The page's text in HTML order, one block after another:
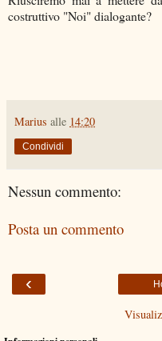
costruttivo "Noi" dialogante?
Marius alle 14:20
Condividi
Nessun commento:
Posta un commento
‹